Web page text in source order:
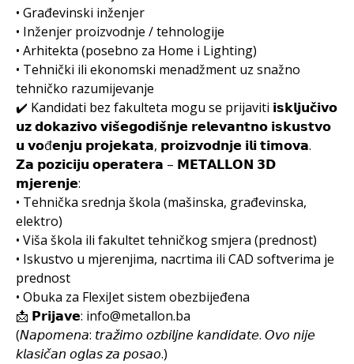
• Građevinski inženjer
• Inženjer proizvodnje / tehnologije
• Arhitekta (posebno za Home i Lighting)
• Tehnički ili ekonomski menadžment uz snažno
tehničko razumijevanje
✔️ Kandidati bez fakulteta mogu se prijaviti 𝗶𝘀𝗸𝗹𝗷𝘂𝗰̌𝗶𝘃𝗼
𝘂𝘇 𝗱𝗼𝗸𝗮𝘇𝗶𝘃𝗼 𝘃𝗶𝘀̌𝗲𝗴𝗼𝗱𝗶𝘀̌𝗻𝗷𝗲 𝗿𝗲𝗹𝗲𝘃𝗮𝗻𝘁𝗻𝗼 𝗶𝘀𝗸𝘂𝘀𝘁𝘃𝗼
𝘂 𝘃𝗼đ𝗲𝗻𝗷𝘂 𝗽𝗿𝗼𝗷𝗲𝗸𝗮𝘁𝗮, 𝗽𝗿𝗼𝗶𝘇𝘃𝗼𝗱𝗻𝗷𝗲 𝗶𝗹𝗶 𝘁𝗶𝗺𝗼𝘃𝗮.
𝗭𝗮 𝗽𝗼𝘇𝗶𝗰𝗶𝗷𝘂 𝗼𝗽𝗲𝗿𝗮𝘁𝗲𝗿𝗮 – 𝗠𝗘𝗧𝗔𝗟𝗟𝗢𝗡 𝟯𝗗
𝗺𝗷𝗲𝗿𝗲𝗻𝗷𝗲:
• Tehnička srednja škola (mašinska, građevinska,
elektro)
• Viša škola ili fakultet tehničkog smjera (prednost)
• Iskustvo u mjerenjima, nacrtima ili CAD softverima je
prednost
• Obuka za FlexiJet sistem obezbijeđena
📩 𝗣𝗿𝗶𝗷𝗮𝘃𝗲: info@metallon.ba
(𝘕𝘢𝘱𝘰𝘮𝘦𝘯𝘢: 𝘵𝘳𝘢𝘻̌𝘪𝘮𝘰 𝘰𝘻𝘣𝘪𝘭𝘫𝘯𝘦 𝘬𝘢𝘯𝘥𝘪𝘥𝘢𝘵𝘦. 𝘖𝘷𝘰 𝘯𝘪𝘫𝘦
𝘬𝘭𝘢𝘴𝘪𝘤̌𝘢𝘯 𝘰𝘨𝘭𝘢𝘴 𝘻𝘢 𝘱𝘰𝘴𝘢𝘰.)